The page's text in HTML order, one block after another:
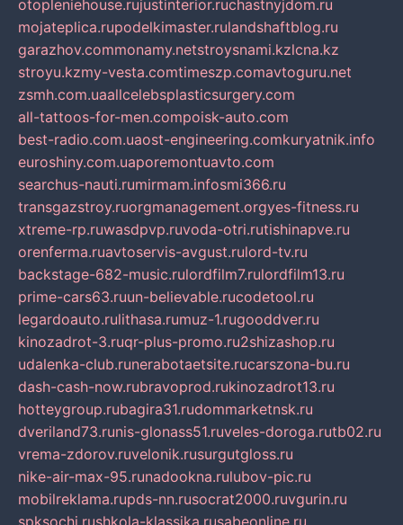
otopleniehouse.rujustinterior.ruchastnyjdom.ru
mojateplica.rupodelkimaster.rulandshaftblog.ru
garazhov.commonamy.netstroysnami.kzlcna.kz
stroyu.kzmy-vesta.comtimeszp.comavtoguru.net
zsmh.com.uaallcelebsplasticsurgery.com
all-tattoos-for-men.compoisk-auto.com
best-radio.com.uaost-engineering.comkuryatnik.info
euroshiny.com.uaporemontuavto.com
searchus-nauti.rumirmam.infosmi366.ru
transgazstroy.ruorgmanagement.orgyes-fitness.ru
xtreme-rp.ruwasdpvp.ruvoda-otri.rutishinapve.ru
orenferma.ruavtoservis-avgust.rulord-tv.ru
backstage-682-music.rulordfilm7.rulordfilm13.ru
prime-cars63.ruun-believable.rucodetool.ru
legardoauto.rulithasa.rumuz-1.rugooddver.ru
kinozadrot-3.ruqr-plus-promo.ru2shizashop.ru
udalenka-club.runerabotaetsite.rucarszona-bu.ru
dash-cash-now.rubravoprod.rukinozadrot13.ru
hotteygroup.rubagira31.rudommarketnsk.ru
dveriland73.runis-glonass51.ruveles-doroga.rutb02.ru
vrema-zdorov.ruvelonik.rusurgutgloss.ru
nike-air-max-95.runadookna.rulubov-pic.ru
mobilreklama.rupds-nn.rusocrat2000.ruvgurin.ru
spksochi.rushkola-klassika.rusabeonline.ru